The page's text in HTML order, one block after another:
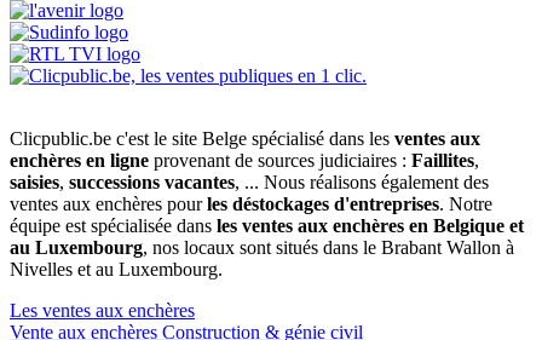
Clicpublic.be c'est le site Belge spécialisé dans les ventes aux
enchères en ligne provenant de sources judiciaires : Faillites,
saisies, successions vacantes, ... Nous réalisons également des
ventes aux enchères pourles déstockages d'entreprises. Notre
équipe est spécialisée dans les ventes aux enchères en Belgique et
au Luxembourg, nos locaux sont situés dans le Brabant Wallon à
Nivelles et au Luxembourg.
Les ventes aux enchères
Vente aux enchères Construction & génie civil